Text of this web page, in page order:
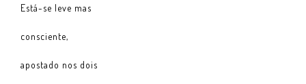
Está-se leve mas
consciente,
apostado nos dois